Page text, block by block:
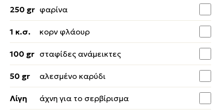
250 gr φαρίνα
1 κ.σ. κορν φλάουρ
100 gr σταφίδες ανάμεικτες
50 gr αλεσμένο καρύδι
Λίγη άχνη για το σερβίρισμα